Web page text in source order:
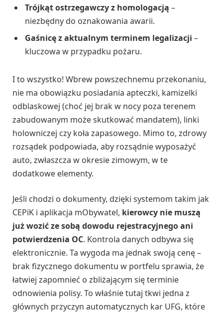
Trójkąt ostrzegawczy z homologacją –
niezbędny do oznakowania awarii.
Gaśnicę z aktualnym terminem legalizacji –
kluczowa w przypadku pożaru.
I to wszystko! Wbrew powszechnemu przekonaniu,
nie ma obowiązku posiadania apteczki, kamizelki
odblaskowej (choć jej brak w nocy poza terenem
zabudowanym może skutkować mandatem), linki
holowniczej czy koła zapasowego. Mimo to, zdrowy
rozsądek podpowiada, aby rozsądnie wyposażyć
auto, zwłaszcza w okresie zimowym, w te
dodatkowe elementy.
Jeśli chodzi o dokumenty, dzięki systemom takim jak
CEPiK i aplikacja mObywatel, kierowcy nie muszą
już wozić ze sobą dowodu rejestracyjnego ani
potwierdzenia OC. Kontrola danych odbywa się
elektronicznie. Ta wygoda ma jednak swoją cenę –
brak fizycznego dokumentu w portfelu sprawia, że
łatwiej zapomnieć o zbliżającym się terminie
odnowienia polisy. To właśnie tutaj tkwi jedna z
głównych przyczyn automatycznych kar UFG, które